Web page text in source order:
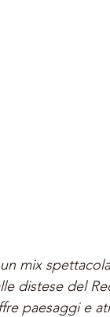
mix
distese del
paesaggi e